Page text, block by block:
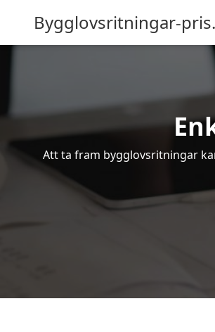
Bygglovsritningar-
Att ta fram bygglovsritningar